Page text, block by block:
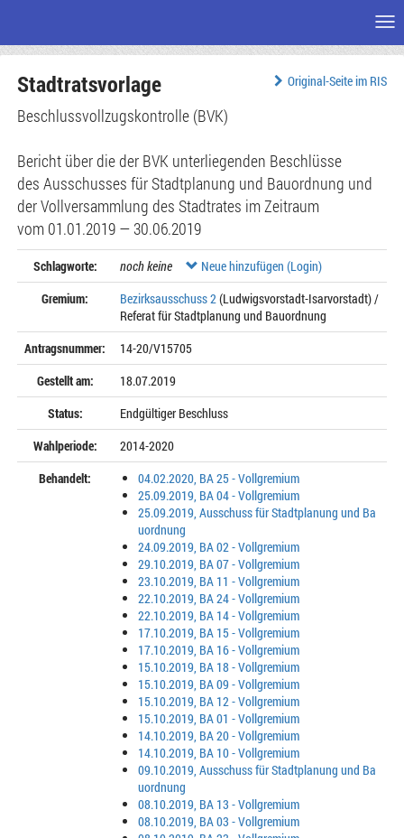
Seiteninhalt
Original-Seite im RIS
Stadtratsvorlage
Beschlussvollzugskontrolle (BVK)
Bericht über die der BVK unterliegenden Beschlüsse
des Ausschusses für Stadtplanung und Bauordnung und
der Vollversammlung des Stadtrates im Zeitraum
vom 01.01.2019 — 30.06.2019
Schlagworte: noch keine
Neue hinzufügen (Login)
Gremium:
Bezirksausschuss 2(Ludwigsvorstadt-Isarvorstadt) /
Referat für Stadtplanung und Bauordnung
Antragsnummer:
14-20/V15705
Gestellt am:
18.07.2019
Status:
Endgültiger Beschluss
Wahlperiode:
2014-2020
Behandelt:
04.02.2020, BA 25 - Vollgremium
25.09.2019, BA 04 - Vollgremium
25.09.2019, Ausschuss für Stadtplanung und Ba
uordnung
24.09.2019, BA 02 - Vollgremium
29.10.2019, BA 07 - Vollgremium
23.10.2019, BA 11 - Vollgremium
22.10.2019, BA 24 - Vollgremium
22.10.2019, BA 14 - Vollgremium
17.10.2019, BA 15 - Vollgremium
17.10.2019, BA 16 - Vollgremium
15.10.2019, BA 18 - Vollgremium
15.10.2019, BA 09 - Vollgremium
15.10.2019, BA 12 - Vollgremium
15.10.2019, BA 01 - Vollgremium
14.10.2019, BA 20 - Vollgremium
14.10.2019, BA 10 - Vollgremium
09.10.2019, Ausschuss für Stadtplanung und Ba
uordnung
08.10.2019, BA 13 - Vollgremium
08.10.2019, BA 03 - Vollgremium